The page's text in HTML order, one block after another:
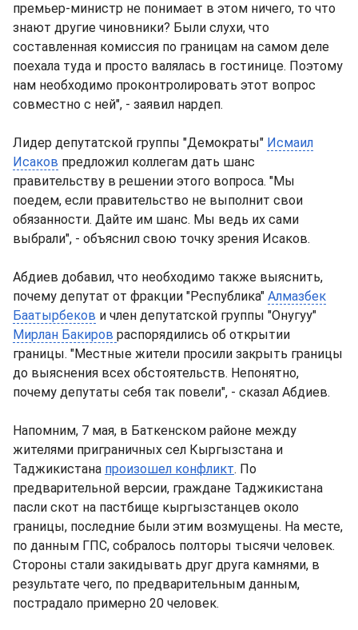
премьер-министр не понимает в этом ничего, то что
знают другие чиновники? Были слухи, что
составленная комиссия по границам на самом деле
поехала туда и просто валялась в гостинице. Поэтому
нам необходимо проконтролировать этот вопрос
совместно с ней", - заявил нардеп.
Лидер депутатской группы "Демократы" Исмаил
Исаков предложил коллегам дать шанс
правительству в решении этого вопроса. "Мы
поедем, если правительство не выполнит свои
обязанности. Дайте им шанс. Мы ведь их сами
выбрали", - объяснил свою точку зрения Исаков.
Абдиев добавил, что необходимо также выяснить,
почему депутат от фракции "Республика" Алмазбек
Баатырбеков и член депутатской группы "Онугуу"
Мирлан Бакиров распорядились об открытии
границы. "Местные жители просили закрыть границы
до выяснения всех обстоятельств. Непонятно,
почему депутаты себя так повели", - сказал Абдиев.
Напомним, 7 мая, в Баткенском районе между
жителями приграничных сел Кыргызстана и
Таджикистана произошел конфликт. По
предварительной версии, граждане Таджикистана
пасли скот на пастбище кыргызстанцев около
границы, последние были этим возмущены. На месте,
по данным ГПС, собралось полторы тысячи человек.
Стороны стали закидывать друг друга камнями, в
результате чего, по предварительным данным,
пострадало примерно 20 человек.